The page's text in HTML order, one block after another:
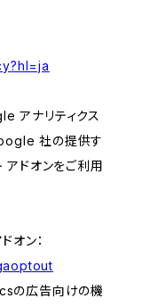
アナリティクス
社の提供す
ドオンをご利用
オン：
の広告向けの機